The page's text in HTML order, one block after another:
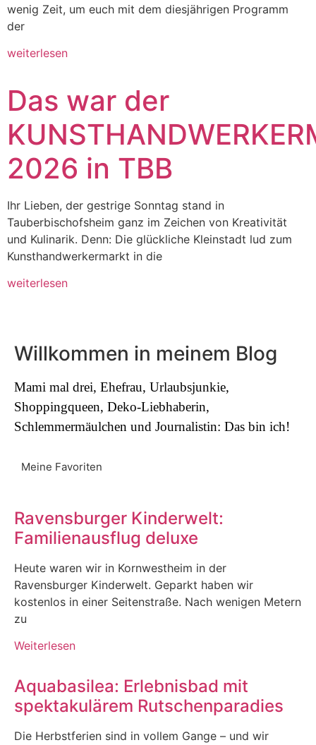
wenig Zeit, um euch mit dem diesjährigen Programm
der
weiterlesen
Das war der
2026 in TBB
Ihr Lieben, der gestrige Sonntag stand in
Tauberbischofsheim ganz im Zeichen von Kreativität
und Kulinarik. Denn: Die glückliche Kleinstadt lud zum
Kunsthandwerkermarkt in die
weiterlesen
Willkommen in meinem Blog
Mami mal drei, Ehefrau, Urlaubsjunkie,
Shoppingqueen, Deko-Liebhaberin,
Schlemmermäulchen und Journalistin: Das bin ich!
Meine Favoriten
Ravensburger Kinderwelt:
Familienausflug deluxe
Heute waren wir in Kornwestheim in der
Ravensburger Kinderwelt. Geparkt haben wir
kostenlos in einer Seitenstraße. Nach wenigen Metern
zu
Weiterlesen
Aquabasilea: Erlebnisbad mit
spektakulärem Rutschenparadies
Die Herbstferien sind in vollem Gange – und wir